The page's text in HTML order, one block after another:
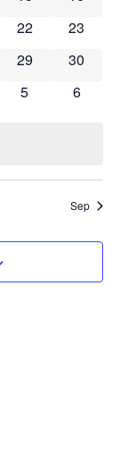
0 évènements
22 0
23
0 évènements
29 0
30
0 évènements
5 0
6
Sep